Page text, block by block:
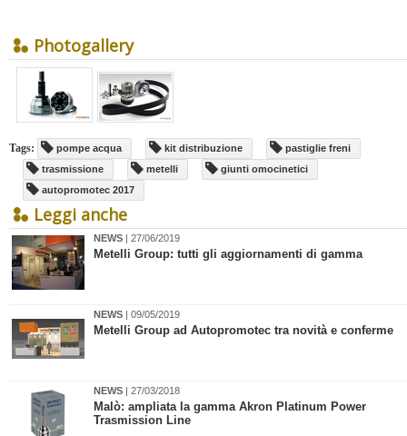
Photogallery
Tags: pompe acqua kit distribuzione
pastiglie freni
trasmissione
metelli
giunti omocinetici
autopromotec 2017
Leggi anche
NEWS | 27/06/2019
Metelli Group: tutti gli aggiornamenti di gamma
NEWS | 09/05/2019
Metelli Group ad Autopromotec tra novità e conferme
NEWS | 27/03/2018
Malò: ampliata la gamma Akron Platinum Power
Trasmission Line